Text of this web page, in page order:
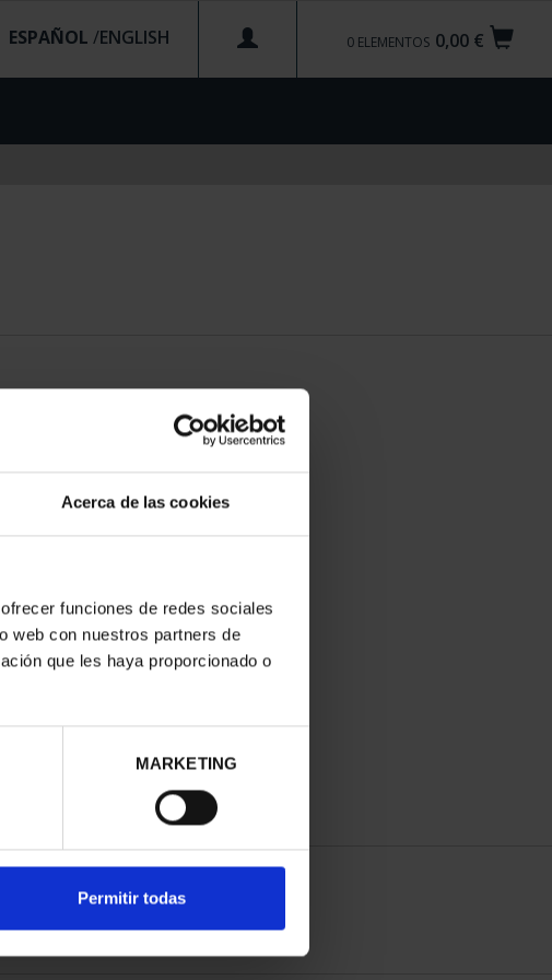
Acerca de las cookies
funciones de redes sociales
web con nuestros partners de
que les haya proporcionado o
MARKETING
Permitir todas
0,00 €
0 ELEMENTOS
ESPAÑOL /